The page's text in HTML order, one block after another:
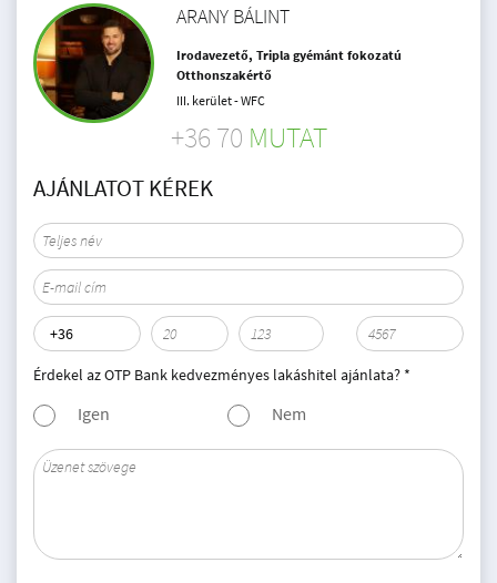
ARANY BÁLINT
Irodavezető, Tripla gyémánt fokozatú
Otthonszakértő
III. kerület - WFC
+36 70 MUTAT
AJÁNLATOT KÉREK
Érdekel az OTP Bank kedvezményes lakáshitel ajánlata? *
Igen Nem